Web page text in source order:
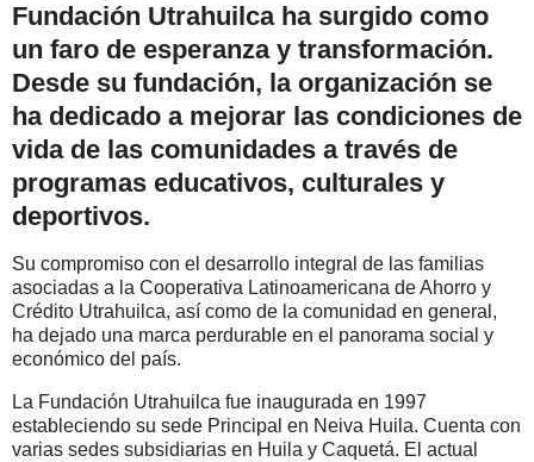
Fundación Utrahuilca ha surgido como
un faro de esperanza y transformación.
Desde su fundación, la organización se
ha dedicado a mejorar las condiciones de
vida de las comunidades a través de
programas educativos, culturales y
deportivos.
Su compromiso con el desarrollo integral de las familias
asociadas a la Cooperativa Latinoamericana de Ahorro y
Crédito Utrahuilca, así como de la comunidad en general,
ha dejado una marca perdurable en el panorama social y
económico del país.
La Fundación Utrahuilca fue inaugurada en 1997
estableciendo su sede Principal en Neiva Huila. Cuenta con
varias sedes subsidiarias en Huila y Caquetá. El actual